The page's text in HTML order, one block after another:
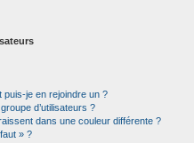
puis-je en rejoindre un ?
d’utilisateurs ?
dans une couleur différente ?
» ?